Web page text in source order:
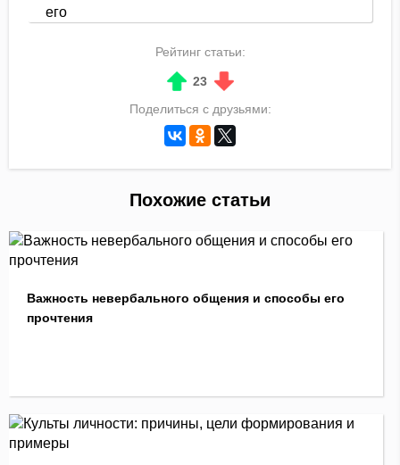
Рейтинг статьи:
23
Поделиться с друзьями:
Похожие статьи
Важность невербального общения и способы его
прочтения